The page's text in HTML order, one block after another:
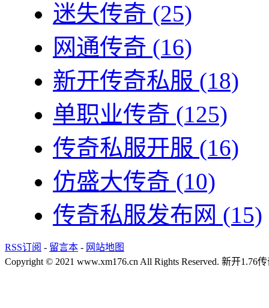
迷失传奇 (25)
网通传奇 (16)
新开传奇私服 (18)
单职业传奇 (125)
传奇私服开服 (16)
仿盛大传奇 (10)
传奇私服发布网 (15)
RSS订阅 - 留言本 - 网站地图
Copyright © 2021 www.xm176.cn All Rights Reserved. 新开1.76